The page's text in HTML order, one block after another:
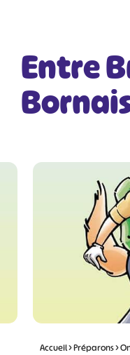
Entre
Accueil>Préparons>